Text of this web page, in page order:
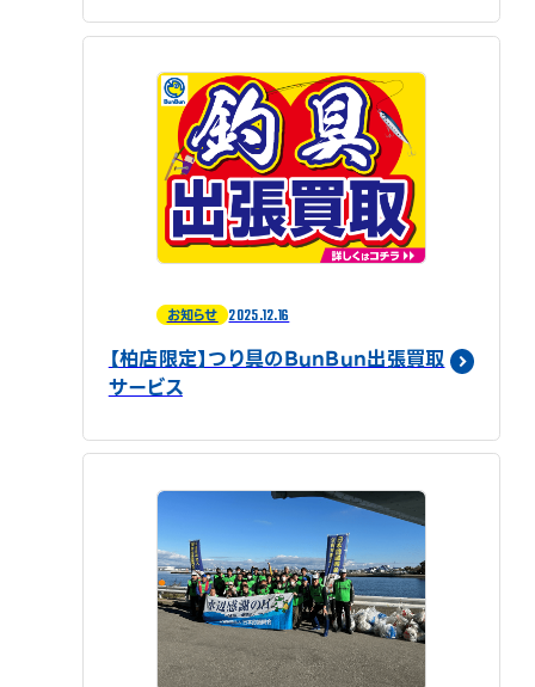
お知らせ 2025.12.16
【柏店限定】つり具のBunBun出張買取
サービス